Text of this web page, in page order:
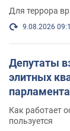
Для террора
9.08.2026
Депутаты
элитных
поселился
Как работает
пользуется